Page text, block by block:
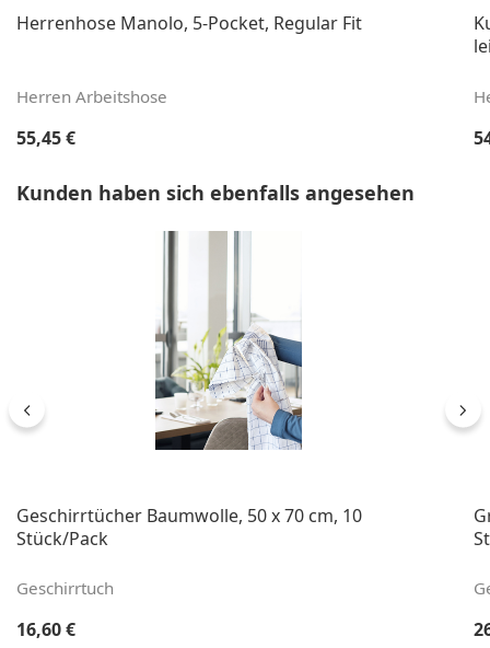
Herrenhose Manolo, 5-Pocket, Regular Fit
Herren Arbeitshose
Regulärer Preis:
55,45 €
Produktgalerie überspringen
Kunden haben sich ebenfalls angesehen
Geschirrtücher Baumwolle, 50 x 70 cm, 10
Stück/Pack
Geschirrtuch
Regulärer Preis:
16,60 €